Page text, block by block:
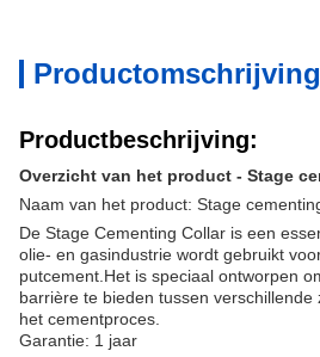
Productomschrijving
Productbeschrijving:
Overzicht van het product - Stage
Naam van het product: Stage
De Stage Cementing Collar is een
olie- en gasindustrie wordt gebruikt
putcement.Het is speciaal ontworpen
barrière te bieden tussen
het cementproces.
Garantie: 1 jaar